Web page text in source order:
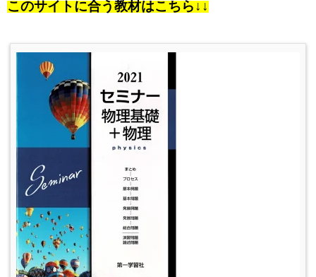
このサイトに合う教材はこちら↓↓